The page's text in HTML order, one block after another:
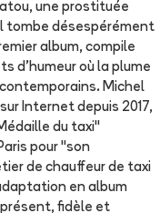
une prostituée
tombe désespérément
album, compile
d'humeur où la plume
Michel
Internet depuis 2017,
du taxi"
pour "son
de chauffeur de taxi
en album
présent, fidèle et